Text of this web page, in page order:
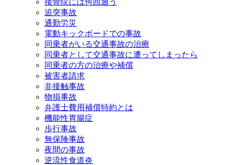
接骨院には何回通う
追突事故
通勤労災
電動キックボードでの事故
同乗者がいる交通事故の治療
同乗者として交通事故に遭ってしまったら
同乗者の方の治療や補償
被害者請求
非接触事故
物損事故
弁護士費用補償特約とは
機能性胃腸症
歩行事故
無保険事故
夜間の事故
逆流性食道炎